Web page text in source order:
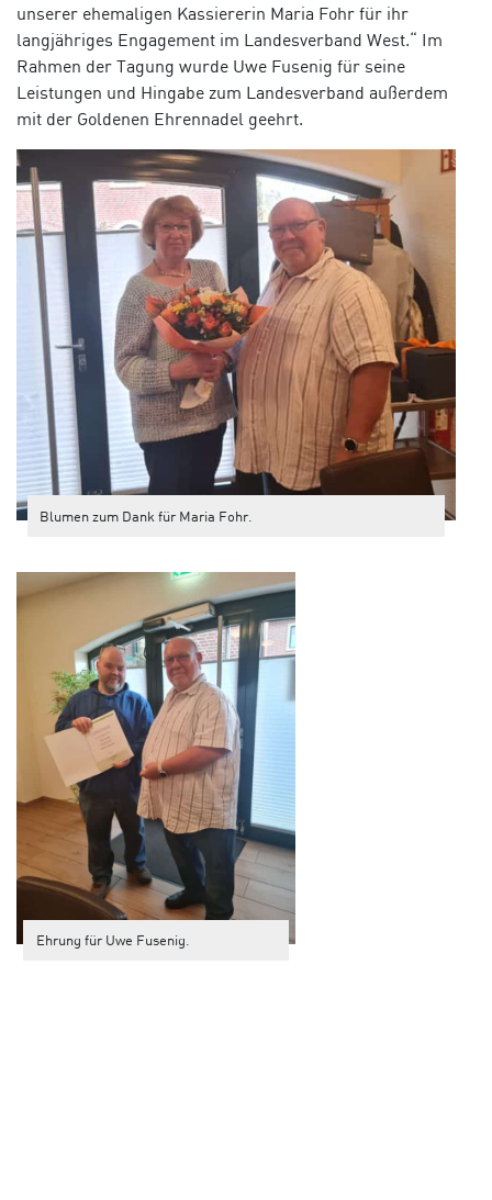
unserer ehemaligen Kassiererin Maria Fohr für ihr
langjähriges Engagement im Landesverband West.“ Im
Rahmen der Tagung wurde Uwe Fusenig für seine
Leistungen und Hingabe zum Landesverband außerdem
mit der Goldenen Ehrennadel geehrt.
Blumen zum Dank für Maria Fohr.
Ehrung für Uwe Fusenig.